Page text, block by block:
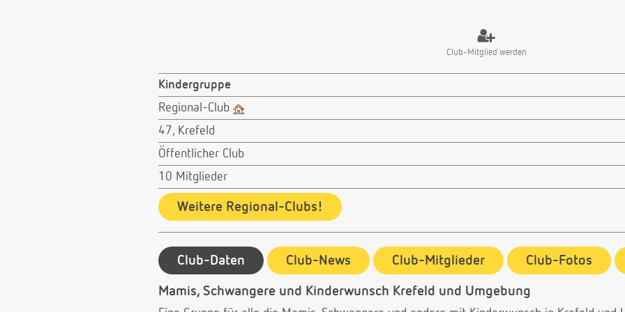
Club-Mitglied werden
Kindergruppe
Regional-Club
47, Krefeld
Öffentlicher Club
10 Mitglieder
Weitere Regional-Clubs!
Club-Daten Club-News Club-Mitglieder Club-Fotos
Mamis, Schwangere und Kinderwunsch Krefeld und Umgebung